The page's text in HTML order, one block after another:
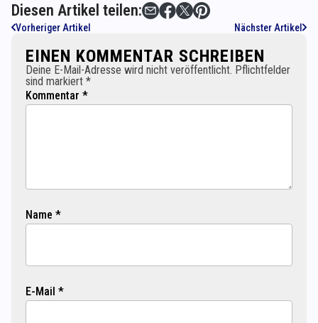
Diesen Artikel teilen:
Vorheriger Artikel Nächster Artikel
EINEN KOMMENTAR SCHREIBEN
Deine E-Mail-Adresse wird nicht veröffentlicht. Pflichtfelder
sind markiert *
Kommentar *
Name *
E-Mail *